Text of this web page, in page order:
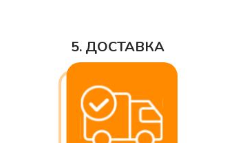
5. ДОСТАВКА